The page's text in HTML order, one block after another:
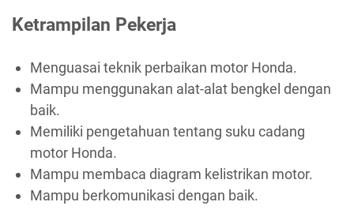
Ketrampilan Pekerja
Menguasai teknik perbaikan motor Honda.
Mampu menggunakan alat-alat bengkel dengan
baik.
Memiliki pengetahuan tentang suku cadang
motor Honda.
Mampu membaca diagram kelistrikan motor.
Mampu berkomunikasi dengan baik.